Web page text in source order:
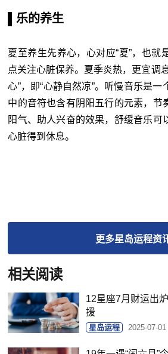
▌乐的养生
夏至养生先养心，心对应“夏”，也就
点关注心脏保养。夏季炎热，更宜调
心”，即“心静自然凉”。听慢音乐是
中的音符也含有阴阳五行的元素，节
阳气、助人兴奋的效果，舒缓音乐可
心脏得到休息。
更多星岛运程资
相关阅读
12星座7月财运出
援
星岛运程 2025-07-01